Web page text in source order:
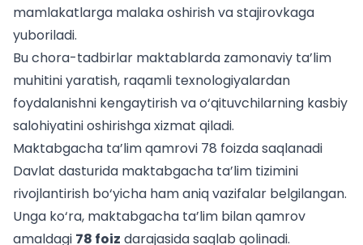
mamlakatlarga malaka oshirishva stajirovkaga
yuboriladi.
Bu chora-tadbirlar maktablarda zamonaviy ta’lim
muhitini yaratish, raqamli texnologiyalardan
foydalanishni kengaytirish va o‘qituvchilarning kasbiy
salohiyatini oshirishga xizmat qiladi.
Maktabgacha ta’lim qamrovi 78 foizda saqlanadi
Davlat dasturida maktabgacha ta’lim tizimini
rivojlantirish bo‘yicha ham aniq vazifalar belgilangan.
Unga ko‘ra, maktabgacha ta’lim bilan qamrov
amaldagi 78 foiz darajasidasaqlab qolinadi.